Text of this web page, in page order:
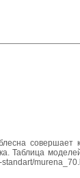
совершает
Таблица